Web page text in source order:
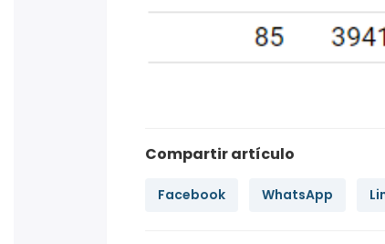
Compartir artículo
Facebook WhatsApp